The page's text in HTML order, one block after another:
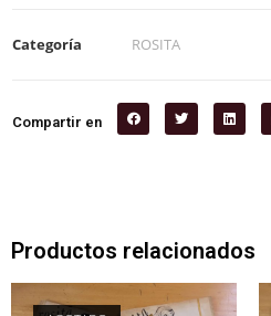
Categoría ROSITA
Compartir en
Productos relacionados